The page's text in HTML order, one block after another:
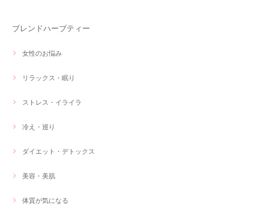
ブレンドハーブティー
女性のお悩み
リラックス・眠り
ストレス・イライラ
冷え・巡り
ダイエット・デトックス
美容・美肌
体質が気になる